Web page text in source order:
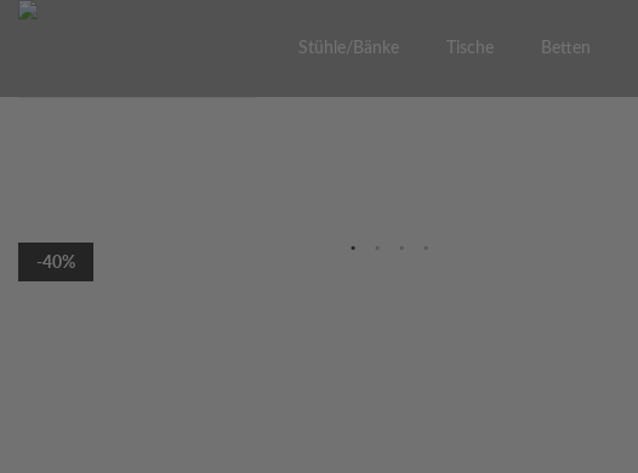
Skip
Stühle/Bänke Tische Betten
-40%